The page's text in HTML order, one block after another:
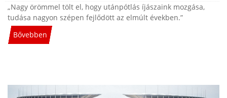
„Nagy örömmel tölt el, hogy utánpótlás íjászaink mozgása,
tudása nagyon szépen fejlődött az elmúlt években.”
Bővebben